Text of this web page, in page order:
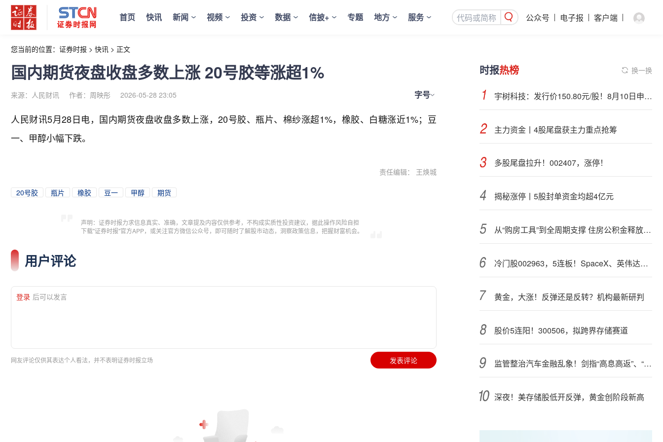
首页 快讯 新闻 视频 投资 数据 信披+ 专题 地方 服务 公众号 电子报 客户端
您当前的位置： 证券时报 > 快讯 > 正文
国内期货夜盘收盘多数上涨 20号胶等涨超1%
来源：人民财讯 作者：周映彤 2026-05-28 23:05 字号
人民财讯5月28日电， 国内期货夜盘收盘多数上涨，20号胶、瓶片、棉纱涨超1%，橡胶、白糖涨近1%；豆
一、甲醇小幅下跌。
责任编辑： 王焕城
20号胶 瓶片 橡胶 豆一 甲醇 期货
声明：证券时报力求信息真实、准确，文章提及内容仅供参考，不构成实质性投资建议，据此操作风险自担
下载"证券时报"官方APP，或关注官方微信公众号，即可随时了解股市动态，洞察政策信息，把握财富机会。
用户评论
登录 后可以发言
网友评论仅供其表达个人看法，并不表明证券时报立场 发表评论
时报热榜 换一换
宇树科技：发行价150.80元/股！8月10日申购，DeepSeek参与战略配售
主力资金丨4股尾盘获主力重点抢筹
多股尾盘拉升！002407，涨停！
揭秘涨停丨5股封单资金均超4亿元
从“购房工具”到全周期支撑 住房公积金释放更大能量
冷门股002963，5连板！SpaceX、英伟达联手，入局太空算力（附股）
黄金，大涨！反弹还是反转？机构最新研判
股价5连阳！300506，拟跨界存储赛道
监管整治汽车金融乱象！剑指“高息高返”、“零首付”“低首付”诱导购车
深夜！美存储股低开反弹，黄金创阶段新高